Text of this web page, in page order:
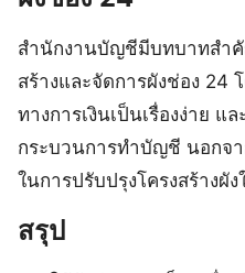
สำนักงานบัญชีมีบทบาทสำคั
สร้างและจัดการผังช่อง 24
ทางการเงินเป็นเรื่องง่าย แ
กระบวนการทำบัญชี นอกจ
ในการปรับปรุงโครงสร้างผั
สรุป